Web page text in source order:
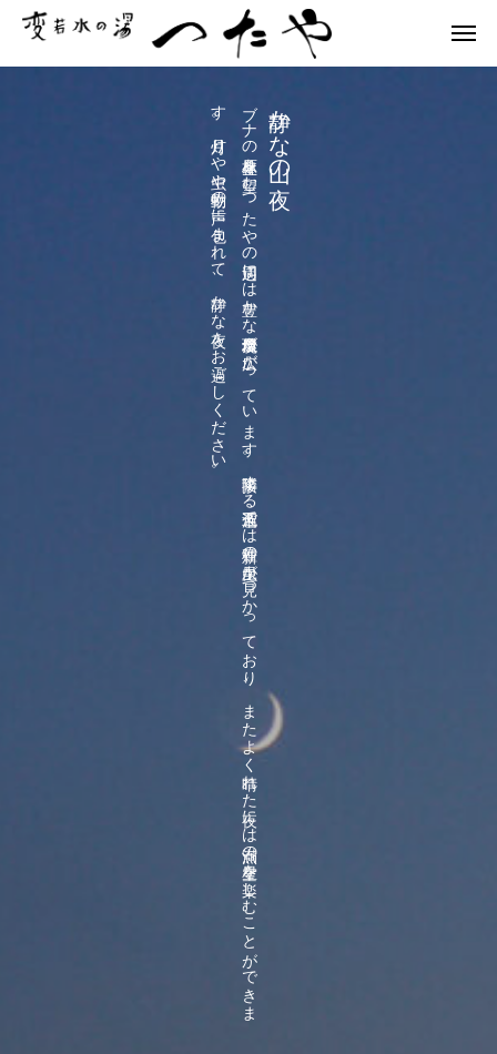
静かな山の夜
ブ
ナ
の
原生林を
望む
つ
た
や
の
周辺に
は
豊か
な
自然環境が
広が
っ
て
い
ま
す
。
隣接す
る
五色沼で
は
新種の
昆虫が
見つ
か
っ
て
お
り
、
ま
た
よ
く
晴れ
た
夜に
は
満点の
星空を
楽し
む
こ
と
が
で
き
ま
す
。
月灯り
や
虫や
動物の
声に
包ま
れ
て
、
静か
な
夜を
お
過ご
し
く
だ
さ
い
。